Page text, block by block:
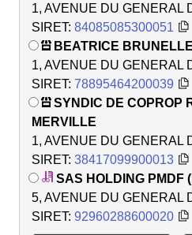
1, AVENUE DU GENERAL
SIRET: 84085085300051
BEATRICE BRUNELLE
1, AVENUE DU GENERAL
SIRET: 78895464200039
SYNDIC DE COPROP
MERVILLE
1, AVENUE DU GENERAL
SIRET: 38417099900013
SAS HOLDING PMDF
5, AVENUE DU GENERAL
SIRET: 92960288600020